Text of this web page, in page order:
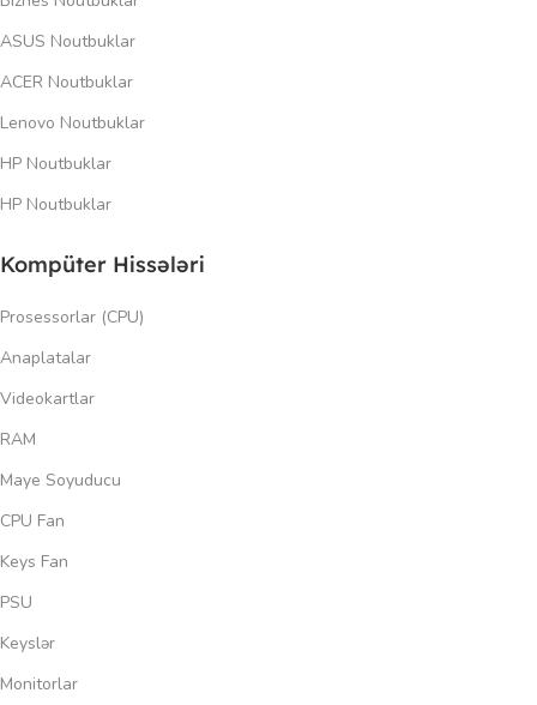
ASUS Noutbuklar
ACER Noutbuklar
Lenovo Noutbuklar
HP Noutbuklar
HP Noutbuklar
Kompüter Hissələri
Prosessorlar (CPU)
Anaplatalar
Videokartlar
RAM
Maye Soyuducu
CPU Fan
Keys Fan
PSU
Keyslər
Monitorlar